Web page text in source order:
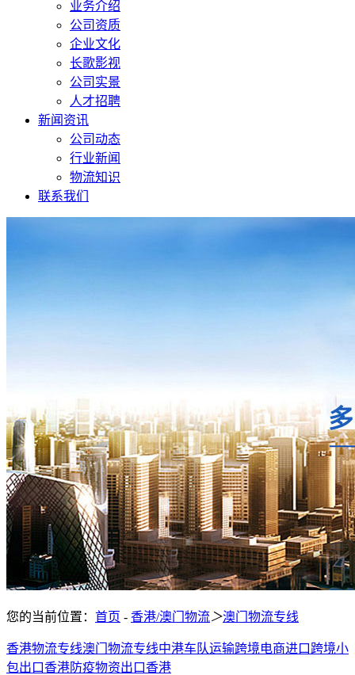
业务介绍
公司资质
企业文化
长歌影视
公司实景
人才招聘
新闻资讯
公司动态
行业新闻
物流知识
联系我们
您的当前位置： 首页 - 香港/澳门物流＞澳门物流专线
香港物流专线澳门物流专线中港车队运输跨境电商进口 跨境小
包出口香港防疫物资出口香港